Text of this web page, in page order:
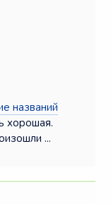
названий
хорошая.
...